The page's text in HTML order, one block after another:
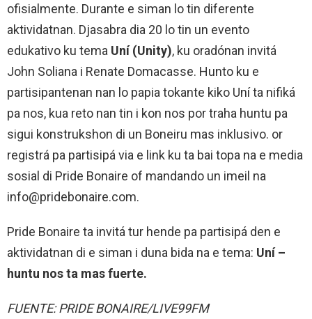
ofisialmente. Durante e siman lo tin diferente
aktividatnan. Djasabra dia 20 lo tin un evento
edukativo ku tema Uní (Unity), ku oradónan invitá
John Soliana i Renate Domacasse. Hunto ku e
partisipantenan nan lo papia tokante kiko Uní ta nifiká
pa nos, kua reto nan tin i kon nos por traha huntu pa
sigui konstrukshon di un Boneiru mas inklusivo. or
registrá pa partisipá via e link ku ta bai topa na e media
sosial di Pride Bonaire of mandando un imeil na
info@pridebonaire.com.
Pride Bonaire ta invitá tur hende pa partisipá den e
aktividatnan di e siman i duna bida na e tema: Uní –
huntu nos ta mas fuerte.
FUENTE: PRIDE BONAIRE/LIVE99FM